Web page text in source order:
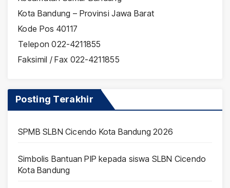
Kota Bandung – Provinsi Jawa Barat
Kode Pos 40117
Telepon 022-4211855
Faksimil / Fax 022-4211855
Posting Terakhir
SPMB SLBN Cicendo Kota Bandung 2026
Simbolis Bantuan PIP kepada siswa SLBN Cicendo
Kota Bandung